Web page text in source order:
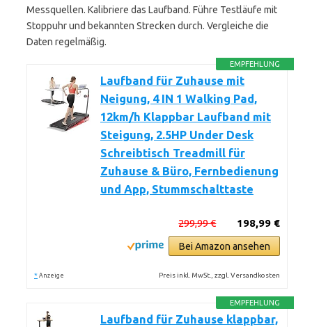
Messquellen. Kalibriere das Laufband. Führe Testläufe mit
Stoppuhr und bekannten Strecken durch. Vergleiche die
Daten regelmäßig.
EMPFEHLUNG
Laufband für Zuhause mit
Neigung, 4 IN 1 Walking Pad,
12km/h Klappbar Laufband mit
Steigung, 2.5HP Under Desk
Schreibtisch Treadmill für
Zuhause & Büro, Fernbedienung
und App, Stummschalttaste
198,99 €
299,99 €
Bei Amazon ansehen
* Anzeige Preis inkl. MwSt., zzgl. Versandkosten
EMPFEHLUNG
Laufband für Zuhause klappbar,